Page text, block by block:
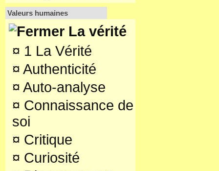
Valeurs humaines
La vérité
¤ 1 La Vérité
¤ Authenticité
¤ Auto-analyse
¤ Connaissance de
soi
¤ Critique
¤ Curiosité